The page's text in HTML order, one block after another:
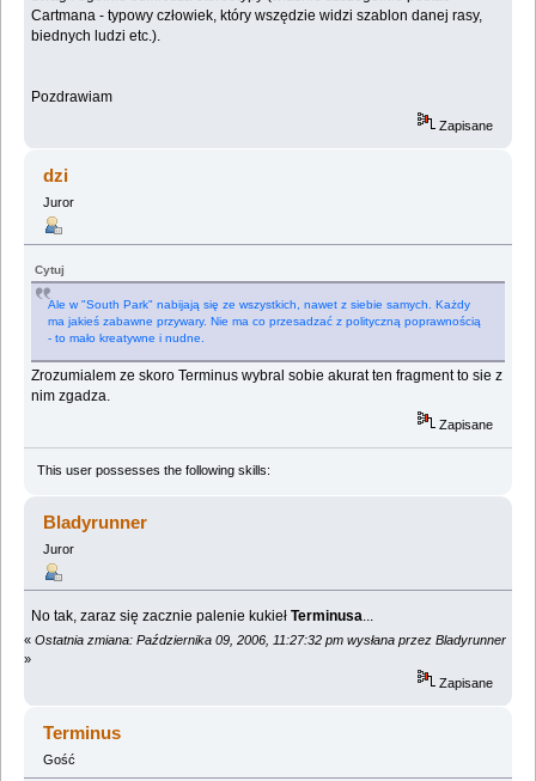
Cartmana - typowy człowiek, który wszędzie widzi szablon danej rasy,
biednych ludzi etc.).
Pozdrawiam
Zapisane
dzi
Juror
Cytuj
Ale w "South Park" nabijają się ze wszystkich, nawet z siebie samych. Każdy
ma jakieś zabawne przywary. Nie ma co przesadzać z polityczną poprawnością
- to mało kreatywne i nudne.
Zrozumialem ze skoro Terminus wybral sobie akurat ten fragment to sie z
nim zgadza.
Zapisane
This user possesses the following skills:
Bladyrunner
Juror
No tak, zaraz się zacznie palenie kukiełTerminusa
« Ostatnia zmiana: Października 09, 2006, 11:27:32 pm wysłana przez Bladyrunner
»
Zapisane
Terminus
Gość